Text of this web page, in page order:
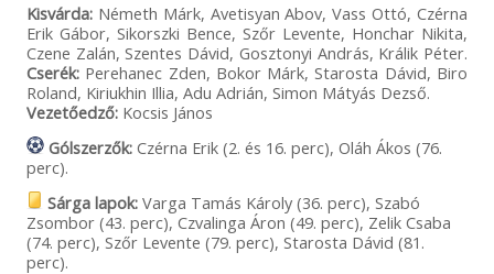
Kisvárda:Németh Márk, Avetisyan Abov, Vass Ottó, Czérna
Erik Gábor, Sikorszki Bence, Szőr Levente, Honchar Nikita,
Czene Zalán, Szentes Dávid, Gosztonyi András, Králik Péter.
Cserék:Perehanec Zden, Bokor Márk, Starosta Dávid, Biro
Roland, Kiriukhin Illia, Adu Adrián, Simon Mátyás Dezső.
Vezetőedző:Kocsis János
Gólszerzők:Czérna Erik (2. és 16. perc), Oláh Ákos (76.
perc).
Sárga lapok:Varga Tamás Károly (36. perc), Szabó
Zsombor (43. perc), Czvalinga Áron (49. perc), Zelik Csaba
(74. perc), Szőr Levente (79. perc), Starosta Dávid (81.
perc).